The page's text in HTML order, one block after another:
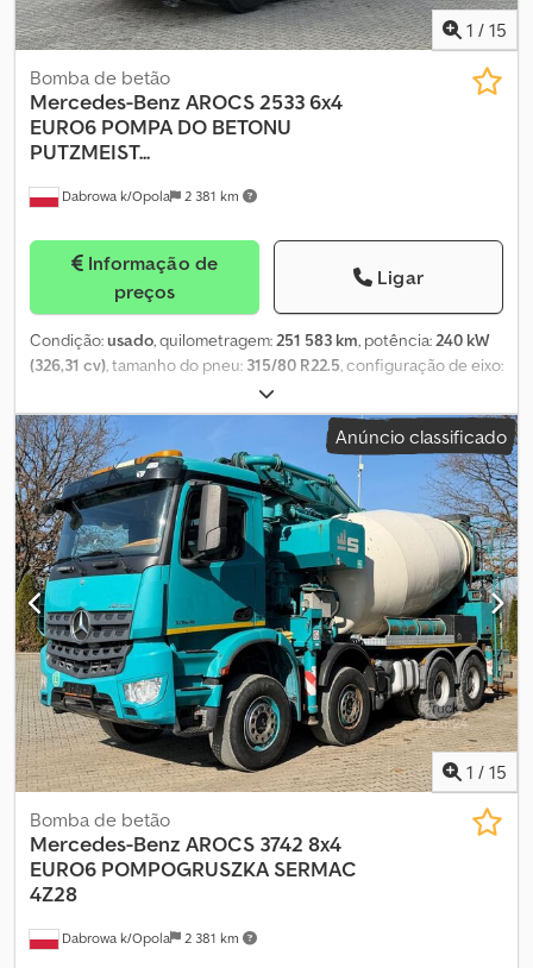
1 / 15
Dabrowa k/Opola 2 381 km
Bomba de betão
Mercedes-Benz AROCS 2533 6x4
EURO6 POMPA DO BETONU
PUTZMEIST...
Informação de
preços
Ligar
Condição:usado, quilometragem:251 583 km, potência:240 kW
(326,31 cv), tamanho do pneu: 315/80 R22.5, configuração de eixo:
, tipo de engrenagem:
emissão:Euro 6, suspensão:aço, comprimento total:10 100 mm,
largura total:2 500 mm 3 940 mm, Ano de fabrico:
2015, Equipamento:ABS, ar condicionado, bloqueio do
diferencial, espelho retrovisor elétrico, fecho centralizado,
regulação eléctrica dos vidros , = Opções e acessórios adicionais
= - Controlo da climatização - Rádio - Vidro do tejadilho Codpfx
Acozczx Eemeha = Mais informações = Cor: Roxo Material
aplicável: Betão Tamanho dos pneus: 315/80 R22.5 Suspensão:
suspensão de molas Peso vazio: 21.500 kg Capacidade de carga:
6.000 kg GVW: 27.500 kg
Anúncio classificado
1 / 15
Dabrowa k/Opola 2 381 km
Bomba de betão
Mercedes-Benz AROCS 3742 8x4
EURO6 POMPOGRUSZKA SERMAC
4Z28